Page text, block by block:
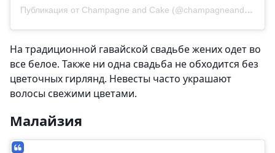
Публикация от Champagne and Cake (@champagneandcake)
На традиционной гавайской свадьбе жених одет во
все белое. Также ни одна свадьба не обходится без
цветочных гирлянд. Невесты часто украшают
волосы свежими цветами.
Малайзия